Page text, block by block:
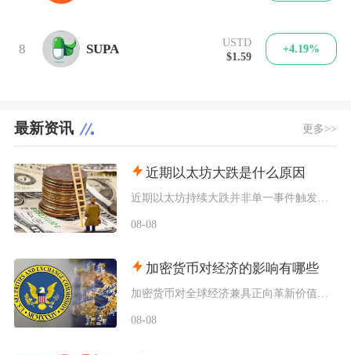
8 SUPA
USTD
$1.59
+4.19%
最新资讯 更多>>
近期以太坊大跌是什么原因
08-08
加密货币对经济的影响有哪些
08-08